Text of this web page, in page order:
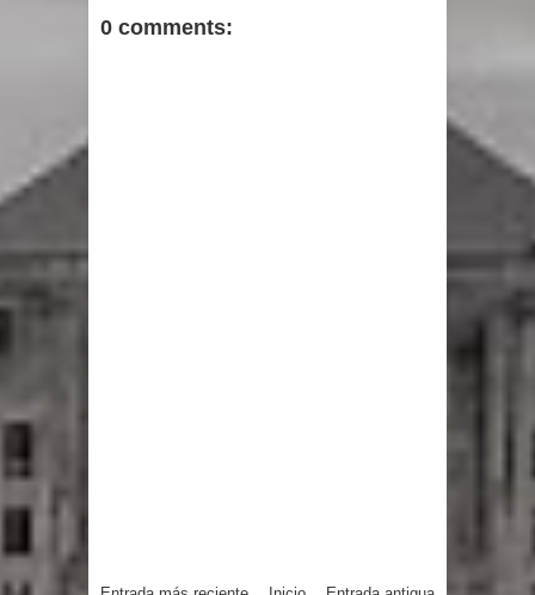
0 comments: